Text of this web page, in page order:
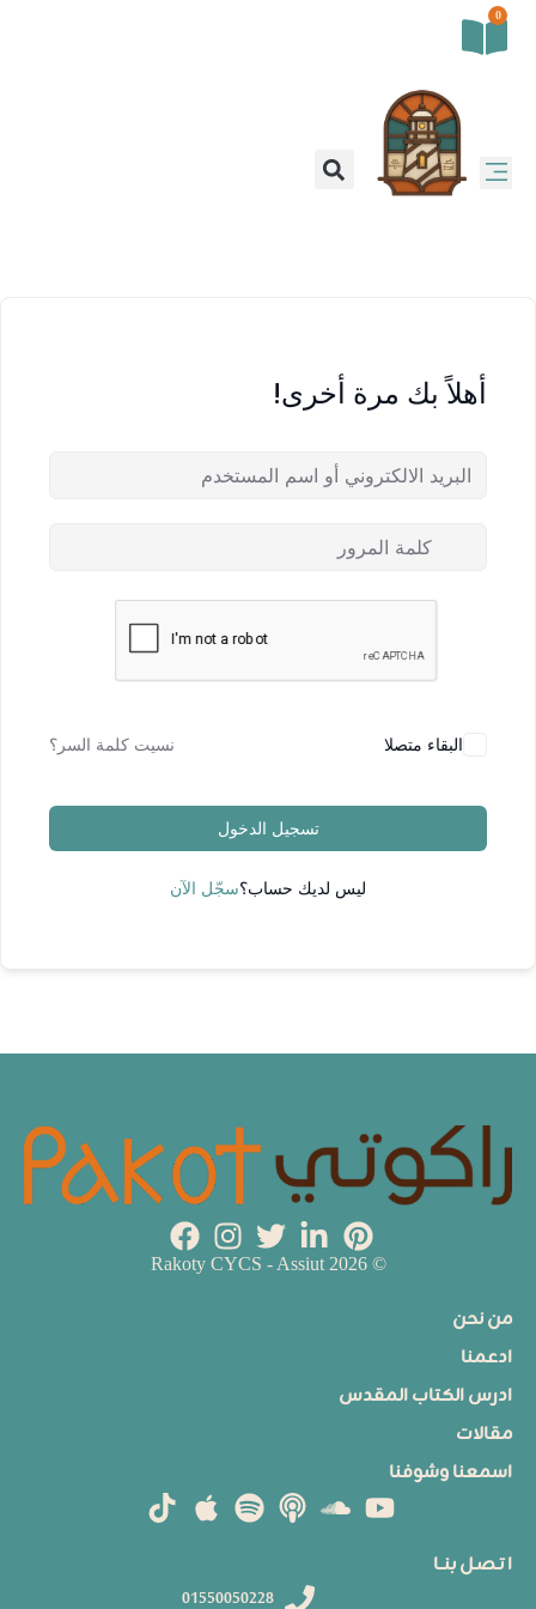
0
أهلاً بك مرة أخرى!
البقاء متصلا نسيت كلمة السر؟
تسجيل الدخول
ليس لديك حساب؟سجّل الآن
ا تـصـل بنــا
01550050228
من نحن
ادعمنا
ادرس الكتاب المقدس
مقالات
اسمعنا وشوفنا
© 2026 Rakoty CYCS - Assiut